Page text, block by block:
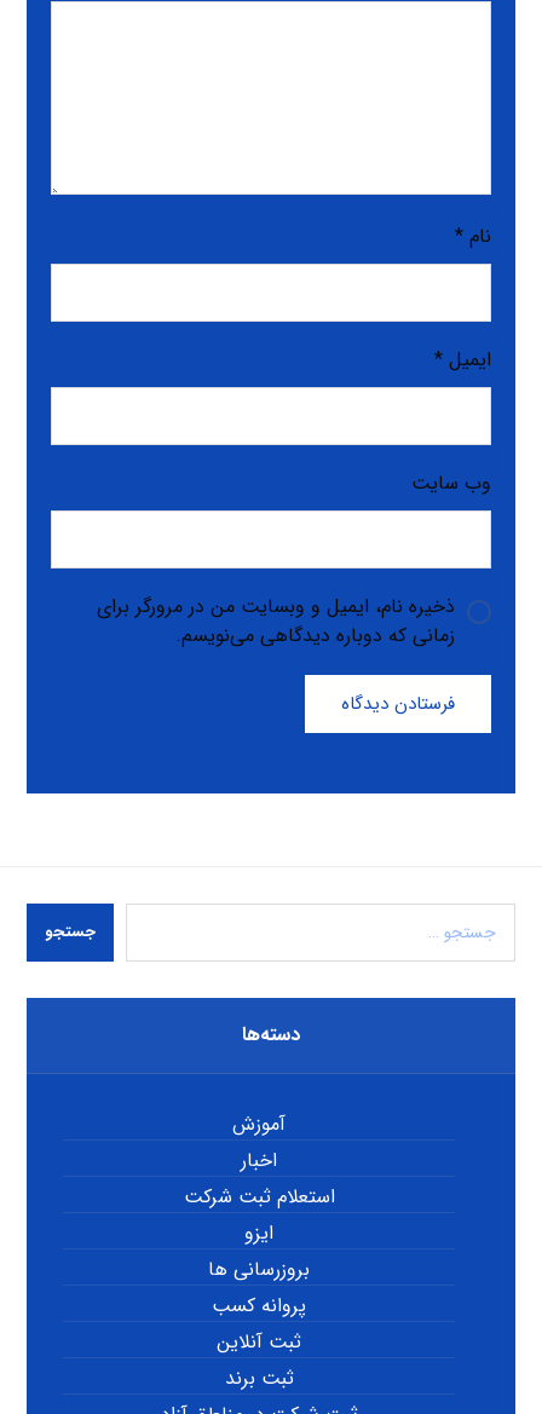
نام*
ایمیل*
وب‌ سایت
ذخیره نام، ایمیل و وبسایت من در مرورگر برای
زمانی که دوباره دیدگاهی می‌نویسم.
فرستادن دیدگاه
جستجو
دسته‌ها
آموزش
اخبار
استعلام ثبت شرکت
ایزو
بروزرسانی ها
پروانه کسب
ثبت آنلاین
ثبت برند